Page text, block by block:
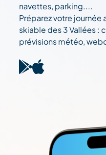
navettes, parking....
Préparez votre
skiable des 3 Vallées :
prévisions météo,